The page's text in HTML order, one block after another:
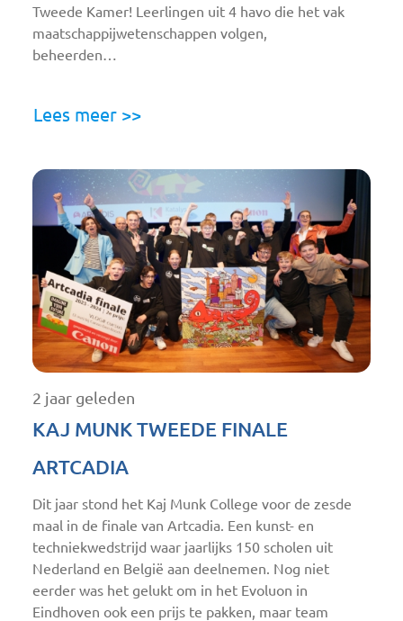
Tweede Kamer! Leerlingen uit 4 havo die het vak
maatschappijwetenschappen volgen,
beheerden…
Lees meer >>
2 jaar geleden
KAJ MUNK TWEEDE FINALE
ARTCADIA
Dit jaar stond het Kaj Munk College voor de zesde
maal in de finale van Artcadia. Een kunst- en
techniekwedstrijd waar jaarlijks 150 scholen uit
Nederland en België aan deelnemen. Nog niet
eerder was het gelukt om in het Evoluon in
Eindhoven ook een prijs te pakken, maar team